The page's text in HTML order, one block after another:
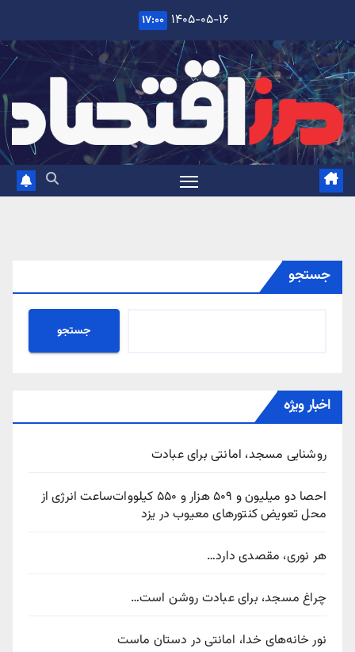
content
۱۴۰۵-۰۵-۱۶ ۱۷:۰۰
جستجو
جستجو
اخبار ویژه
روشنایی مسجد، امانتی برای عبادت
احصا دو میلیون و ۵۰۹ هزار و ۵۵۰ کیلووات‌ساعت انرژی از
محل تعویض کنتورهای معیوب در یزد
هر نوری، مقصدی دارد…
چراغ مسجد، برای عبادت روشن است…
نور خانه‌های خدا، امانتی در دستان ماست